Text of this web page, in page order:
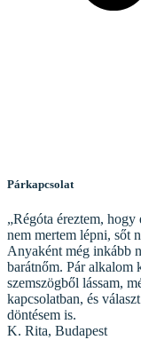
Párkapcsolat
„Régóta éreztem,
nem mertem lépni, sőt
Anyaként még inkább
barátnőm. Pár alkalom
szemszögből lássam,
kapcsolatban, és
döntésem is.
K. Rita, Budapest